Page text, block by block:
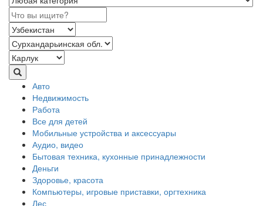
Авто
Недвижимость
Работа
Все для детей
Мобильные устройства и аксессуары
Аудио, видео
Бытовая техника, кухонные принадлежности
Деньги
Здоровье, красота
Компьютеры, игровые приставки, оргтехника
Лес